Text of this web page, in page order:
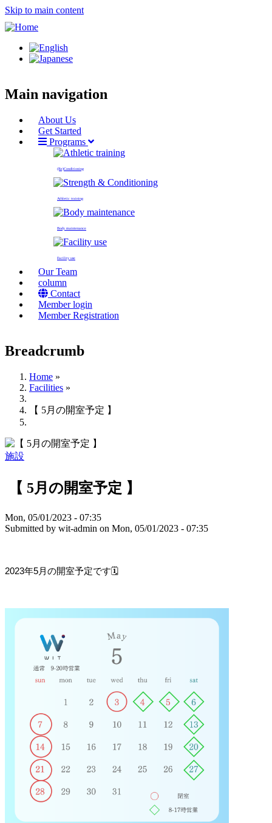
Skip to main content
Main navigation
About Us
Get Started
Programs
(Re)Conditioning
Athletic training
Body maintenance
Facility use
Our Team
column
Contact
Member login
Member Registration
Breadcrumb
Home »
Facilities »
【 5月の開室予定 】
施設
【 5月の開室予定 】
Mon, 05/01/2023 - 07:35
Submitted by wit-admin on Mon, 05/01/2023 - 07:35
2023年5月の開室予定です🗓